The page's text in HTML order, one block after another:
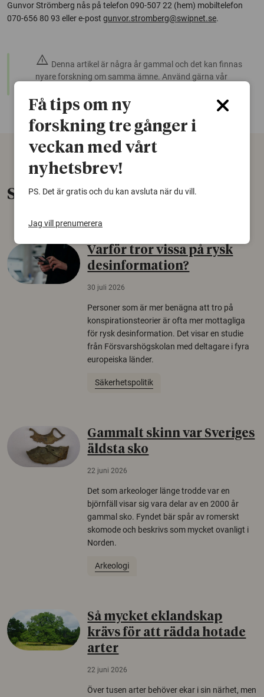
Gunvor Strömberg nås på telefon 090-507 22 (hem) mobiltelefon
070-656 80 93 eller e-post gunvor.stromberg@swipnet.se.
warning Denna artikel är några år gammal och det kan finnas
nyare forskning om samma ämne. Använd gärna vår
Senaste nytt
Varför tror vissa på rysk
desinformation?
30 juli 2026
Personer som är mer benägna att tro på
konspirationsteorier är ofta mer mottagliga
för rysk desinformation. Det visar en studie
från Försvarshögskolan med deltagare i fyra
europeiska länder.
Säkerhetspolitik
Gammalt skinn var Sveriges
äldsta sko
22 juni 2026
Det som arkeologer länge trodde var en
björnfäll visar sig vara delar av en 2000 år
gammal sko. Fyndet bär spår av romerskt
skomode och beskrivs som mycket ovanligt i
Norden.
Arkeologi
Så mycket eklandskap
krävs för att rädda hotade
arter
22 juni 2026
Över tusen arter behöver ekar i sin närhet, men
Få tips om ny
forskning tre gånger i
veckan med vårt
nyhetsbrev!
PS. Det är gratis och du kan avsluta när du vill.
Jag vill prenumerera